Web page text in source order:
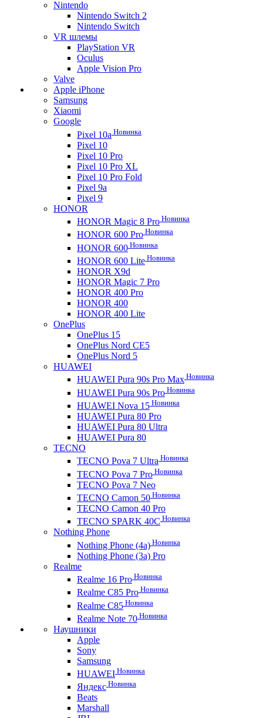
Nintendo
Nintendo Switch 2
Nintendo Switch
VR шлемы
PlayStation VR
Oculus
Apple Vision Pro
Valve
Apple iPhone
Samsung
Xiaomi
Google
Pixel 10a Новинка
Pixel 10
Pixel 10 Pro
Pixel 10 Pro XL
Pixel 10 Pro Fold
Pixel 9a
Pixel 9
HONOR
HONOR Magic 8 Pro Новинка
HONOR 600 Pro Новинка
HONOR 600 Новинка
HONOR 600 Lite Новинка
HONOR X9d
HONOR Magic 7 Pro
HONOR 400 Pro
HONOR 400
HONOR 400 Lite
OnePlus
OnePlus 15
OnePlus Nord CE5
OnePlus Nord 5
HUAWEI
HUAWEI Pura 90s Pro Max Новинка
HUAWEI Pura 90s Pro Новинка
HUAWEI Nova 15 Новинка
HUAWEI Pura 80 Pro
HUAWEI Pura 80 Ultra
HUAWEI Pura 80
TECNO
TECNO Pova 7 Ultra Новинка
TECNO Pova 7 Pro Новинка
TECNO Pova 7 Neo
TECNO Camon 50 Новинка
TECNO Camon 40 Pro
TECNO SPARK 40C Новинка
Nothing Phone
Nothing Phone (4a) Новинка
Nothing Phone (3a) Pro
Realme
Realme 16 Pro Новинка
Realme C85 Pro Новинка
Realme C85 Новинка
Realme Note 70 Новинка
Наушники
Apple
Sony
Samsung
HUAWEI Новинка
Яндекс Новинка
Beats
Marshall